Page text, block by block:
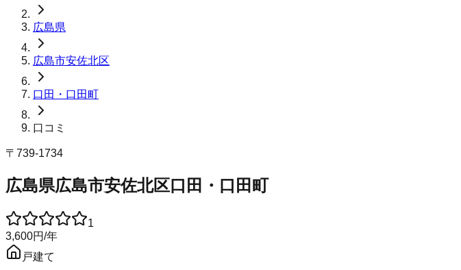
広島県
広島市安佐北区
口田・口田町
口コミ
〒 739-1734
広島県広島市安佐北区口田・口田町
1
3,600円/年
戸建て